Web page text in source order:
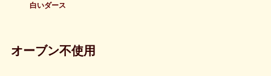
白いダース
オーブン不使用